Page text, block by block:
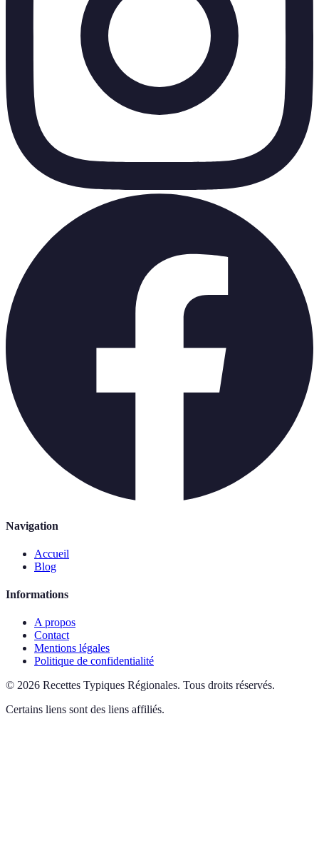
Navigation
Accueil
Blog
Informations
A propos
Contact
Mentions légales
Politique de confidentialité
© 2026 Recettes Typiques Régionales. Tous droits réservés.
Certains liens sont des liens affiliés.